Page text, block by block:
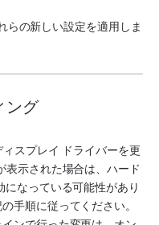
らの新しい設定を適用しま
ング
スプレイ ドライバーを更
表示された場合は、ハード
なっている可能性があり
手順に従ってください。